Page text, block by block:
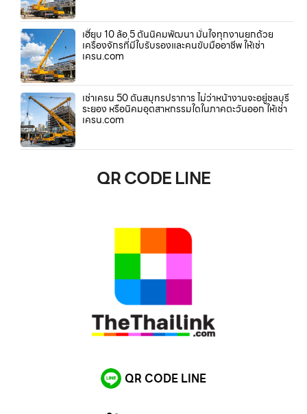
เฮี๊ยบ 10 ล้อ 5 ตันนิคมพัฒนา มั่นใจทุกงานยกด้วย
เครื่องจักรที่มีใบรับรองและคนขับมืออาชีพ ให้เช่า
เครน.com
เช่าเครน 50 ตันสมุทรปราการ ไม่ว่าหน้างานจะอยู่ชลบุรี
ระยอง หรือนิคมอุตสาหกรรมใดในภาคตะวันออก ให้เช่า
เครน.com
QR CODE LINE
QR CODE LINE